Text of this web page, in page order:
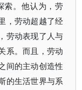
索。他认为，劳
，劳动超越了经
劳动表现了人与
系。而且，劳动
间的主动创造性
的生活世界与系